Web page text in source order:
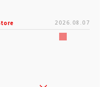
2026.08.07